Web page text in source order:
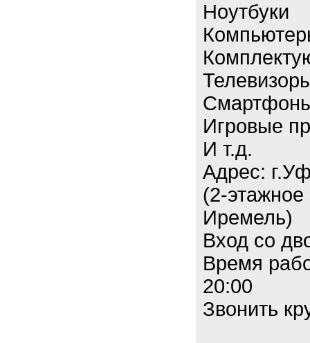
Ноутбуки
Игровые
И т.д.
Адрес:
(2-
Иремель)
Вход со
Время
20:00
Звонить